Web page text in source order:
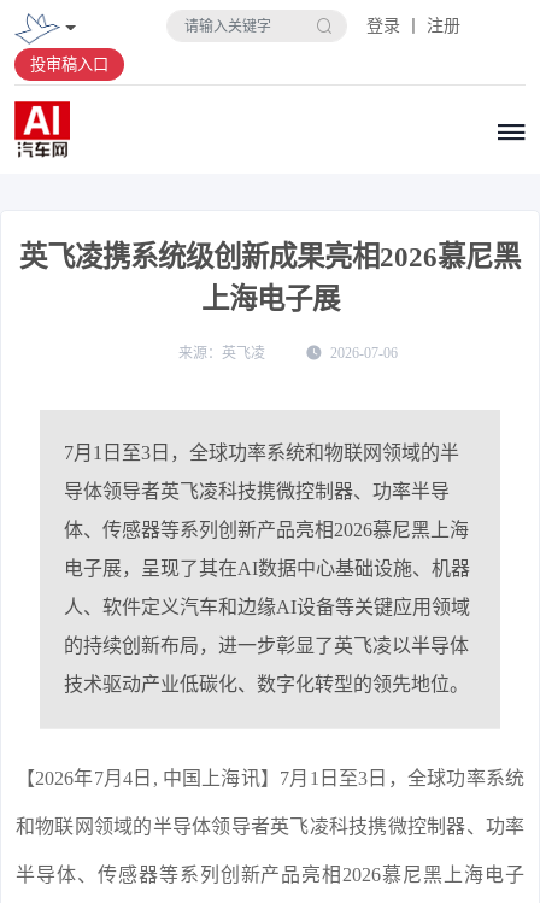
登录 丨 注册
投审稿入口
英飞凌携系统级创新成果亮相2026慕尼黑
上海电子展
英飞凌 2026-07-06
7月1日至3日，全球功率系统和物联网领域的半
导体领导者英飞凌科技携微控制器、功率半导
体、传感器等系列创新产品亮相2026慕尼黑上海
电子展，呈现了其在AI数据中心基础设施、机器
人、软件定义汽车和边缘AI设备等关键应用领域
的持续创新布局，进一步彰显了英飞凌以半导体
技术驱动产业低碳化、数字化转型的领先地位。
【2026年7月4日, 中国上海讯】7月1日至3日，全球功率系统
和物联网领域的半导体领导者英飞凌科技携微控制器、功率
半导体、传感器等系列创新产品亮相2026慕尼黑上海电子